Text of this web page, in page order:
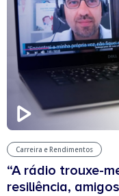
Carreira e Rendimentos
“A rádio trouxe-
resiliência,